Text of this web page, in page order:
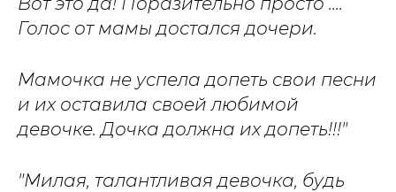
Голос от мамы достался дочери.
Мамочка не успела допеть свои песни
и их оставила своей любимой
девочке. Дочка должна их допеть!!!"
"Милая, талантливая девочка, будь